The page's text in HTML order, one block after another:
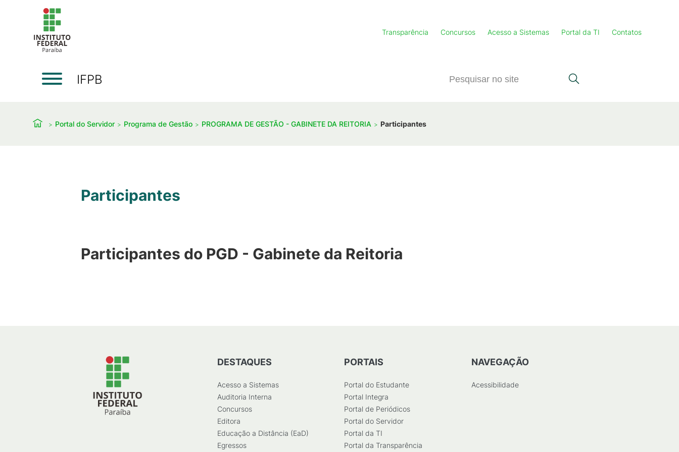
Transparência Concursos Acesso a Sistemas Portal da TI Contatos
IFPB
Portal do Servidor Programa de Gestão PROGRAMA DE GESTÃO - GABINETE DA REITORIA Participantes
Participantes
Participantes do PGD - Gabinete da Reitoria
DESTAQUES
Acesso a Sistemas
Auditoria Interna
Concursos
Editora
Educação a Distância (EaD)
Egressos
PORTAIS
Portal do Estudante
Portal Integra
Portal de Periódicos
Portal do Servidor
Portal da TI
Portal da Transparência
NAVEGAÇÃO
Acessibilidade